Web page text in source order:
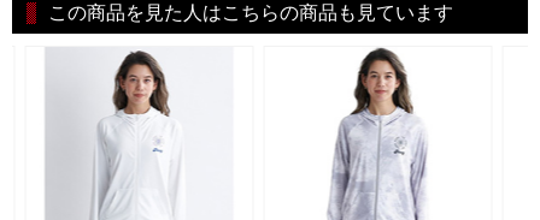
この商品を見た人はこちらの商品も見ています